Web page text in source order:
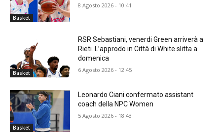
Basket
8 Agosto 2026 - 10:41
Basket
RSR Sebastiani, venerdi Green arriverà a
Rieti. L’approdo in Città di White slitta a
domenica
6 Agosto 2026 - 12:45
Basket
Leonardo Ciani confermato assistant
coach della NPC Women
5 Agosto 2026 - 18:43